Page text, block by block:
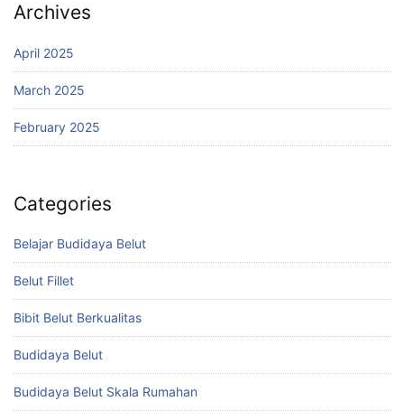
Archives
April 2025
March 2025
February 2025
Categories
Belajar Budidaya Belut
Belut Fillet
Bibit Belut Berkualitas
Budidaya Belut
Budidaya Belut Skala Rumahan